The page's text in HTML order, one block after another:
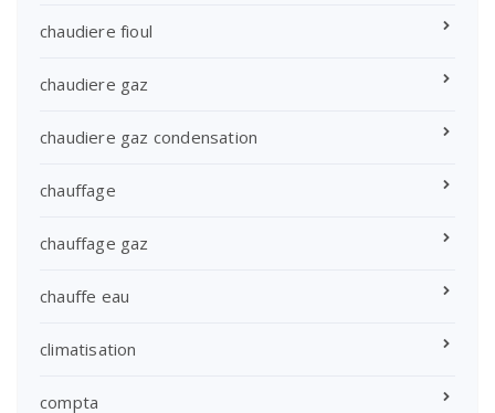
chaudiere fioul
chaudiere gaz
chaudiere gaz condensation
chauffage
chauffage gaz
chauffe eau
climatisation
compta